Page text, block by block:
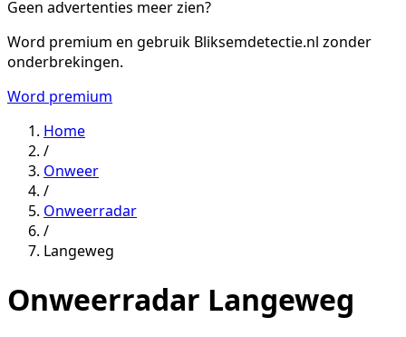
Geen advertenties meer zien?
Word premium en gebruik Bliksemdetectie.nl zonder
onderbrekingen.
Word premium
Home
/
Onweer
/
Onweerradar
/
Langeweg
Onweerradar Langeweg